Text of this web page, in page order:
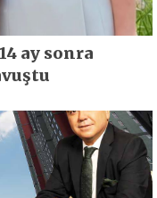
ay sonra